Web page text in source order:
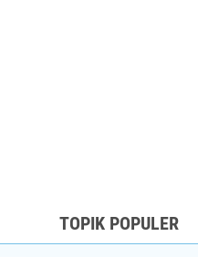
TOPIK POPULER